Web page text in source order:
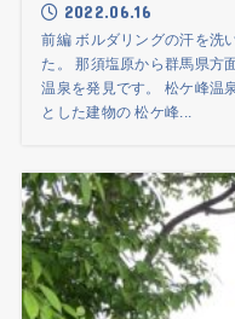
2022.06.16
前編 ボルダリングの汗を洗
た。 那須塩原から群馬県方
温泉を発見です。 松ケ峰温
とした建物の 松ケ峰...